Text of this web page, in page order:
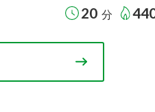
20 分